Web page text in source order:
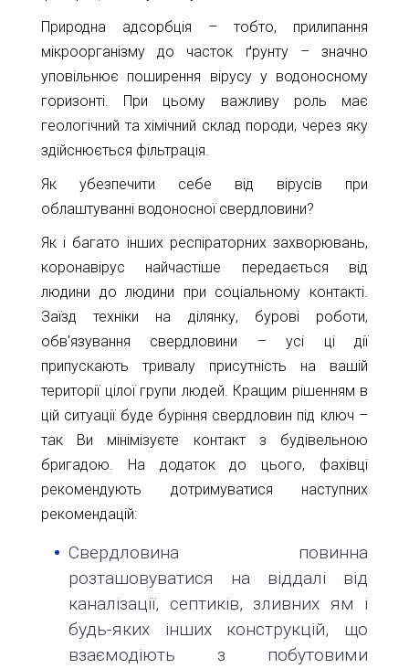
Природна адсорбція – тобто, прилипання
мікроорганізму до часток ґрунту – значно
уповільнює поширення вірусу у водоносному
горизонті. При цьому важливу роль має
геологічний та хімічний склад породи, через яку
здійснюється фільтрація.
Як убезпечити себе від вірусів при
облаштуванні водоносної свердловини?
Як і багато інших респіраторних захворювань,
коронавірус найчастіше передається від
людини до людини при соціальному контакті.
Заїзд техніки на ділянку, бурові роботи,
обв'язування свердловини – усі ці дії
припускають тривалу присутність на вашій
території цілої групи людей. Кращим рішенням в
цій ситуації буде буріння свердловин під ключ –
так Ви мінімізуєте контакт з будівельною
бригадою. На додаток до цього, фахівці
рекомендують дотримуватися наступних
рекомендацій:
Свердловина повинна
розташовуватися на віддалі від
каналізації, септиків, зливних ям і
будь-яких інших конструкцій, що
взаємодіють з побутовими